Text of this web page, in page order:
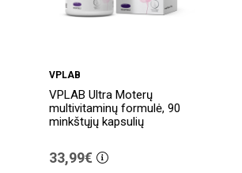
VPLAB
VPLAB Ultra Moterų
multivitaminų formulė, 90
minkštųjų kapsulių
33,99€